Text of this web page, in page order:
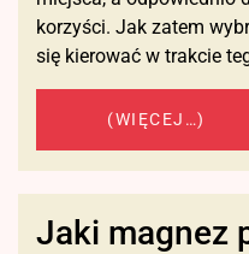
korzyści. Jak zatem
się kierować w trakcie
(WIĘCEJ…)
Jaki magnez